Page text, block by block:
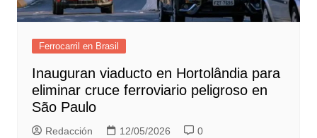
Ferrocarril en Brasil
Inauguran viaducto en Hortolândia para
eliminar cruce ferroviario peligroso en
São Paulo
Redacción 12/05/2026 0